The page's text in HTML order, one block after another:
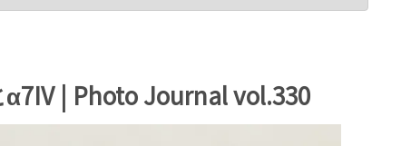
| Photo Journal vol.330